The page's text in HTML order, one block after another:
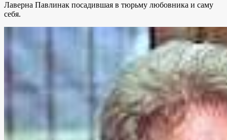
Лаверна Павлинак посадившая в тюрьму любовника и саму
себя.